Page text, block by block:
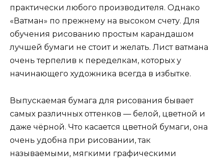
практически любого производителя. Однако
«Ватман» по прежнему на высоком счету. Для
обучения рисованию простым карандашом
лучшей бумаги не стоит и желать. Лист ватмана
очень терпелив к переделкам, которых у
начинающего художника всегда в избытке.
Выпускаемая бумага для рисования бывает
самых различных оттенков — белой, цветной и
даже чёрной. Что касается цветной бумаги, она
очень удобна при рисовании, так
называемыми, мягкими графическими